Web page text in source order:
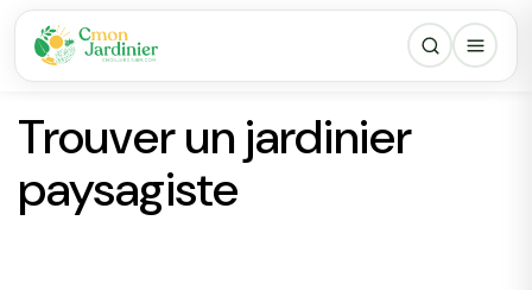
Trouver un jardinier
paysagiste